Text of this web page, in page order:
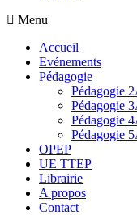
Menu
Accueil
Evénements
Pédagogie
Pédagogie
Pédagogie
Pédagogie
Pédagogie
OPEP
UE TTEP
Librairie
A propos
Contact